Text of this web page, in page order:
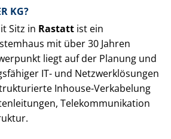
KG?
Sitz in Rastatt ist ein
mit über 30 Jahren
liegt auf der Planung und
IT- und Netzwerklösungen
Inhouse-Verkabelung
Telekommunikation